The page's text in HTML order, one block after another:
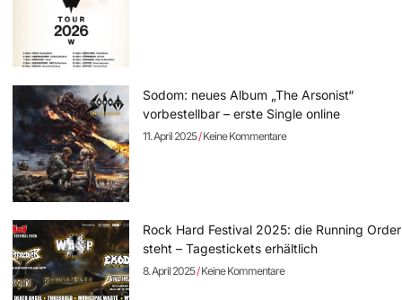
Sodom: neues Album „The Arsonist“
vorbestellbar – erste Single online
11. April 2025 Keine Kommentare
Rock Hard Festival 2025: die Running Order
steht – Tagestickets erhältlich
8. April 2025 Keine Kommentare